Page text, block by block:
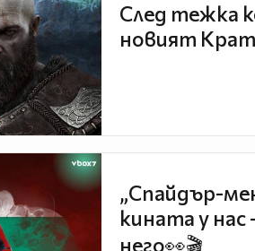
След тежка
новият
„Спайдър-
кината у
него👀🎬